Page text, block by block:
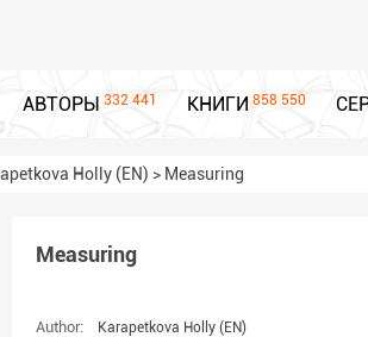
АВТОРЫ 332 441 КНИГИ 858 550
Holly (EN) > Measuring
Measuring
Author: Karapetkova Holly (EN)